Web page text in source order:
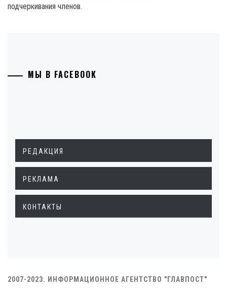
подчеркивания членов.
МЫ В FACEBOOK
РЕДАКЦИЯ
РЕКЛАМА
КОНТАКТЫ
2007-2023. ИНФОРМАЦИОННОЕ АГЕНТСТВО "ГЛАВПОСТ"